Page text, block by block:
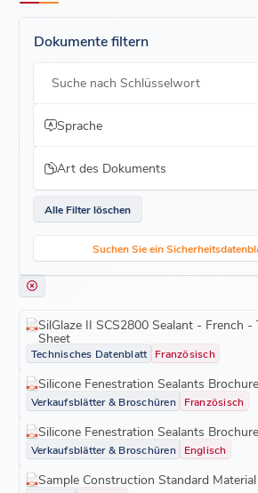
Dokumente filtern
Suche nach Schlüsselwort
Sprache
Art des Dokuments
Alle Filter löschen
Suchen Sie ein
SilGlaze II SCS2800 Sealant - French -
Sheet
Technisches Datenblatt Französisch
Silicone Fenestration Sealants
Verkaufsblätter & Broschüren Französisch
Silicone Fenestration Sealants
Verkaufsblätter & Broschüren Englisch
Sample Construction Standard